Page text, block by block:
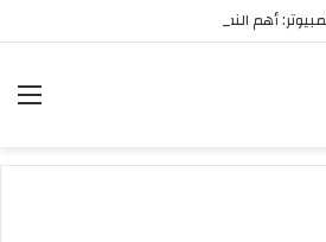
أهم النصائح قبل الشراء